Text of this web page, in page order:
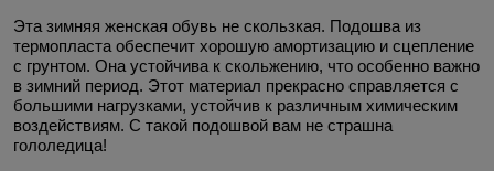
Эта зимняя женская обувь не скользкая. Подошва из
термопласта обеспечит хорошую амортизацию и сцепление
с грунтом. Она устойчива к скольжению, что особенно важно
в зимний период. Этот материал прекрасно справляется с
большими нагрузками, устойчив к различным химическим
воздействиям. С такой подошвой вам не страшна
гололедица!